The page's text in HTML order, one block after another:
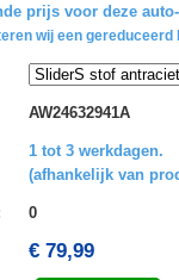
prijs voor deze
wij een gereduceerd
AW24632941A
1 tot 3 werkdagen.
(afhankelijk van
0
€ 79,99